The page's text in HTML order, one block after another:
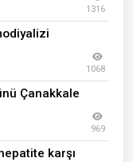
1316
1068
Çanakkale
969
karşı